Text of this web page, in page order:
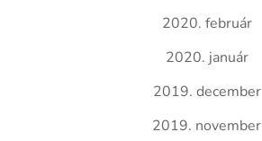
2020. február
2020. január
2019. december
2019. november